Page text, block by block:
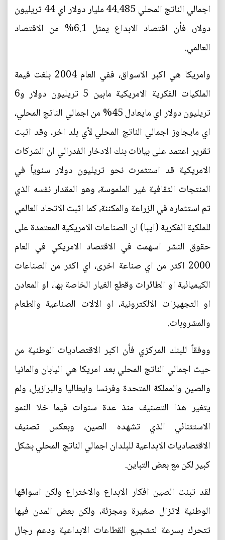
اجمالي الناتج المحلي 44.485 مليار دولار اي 44 تريليون
دولار، فأن اقتصاد الابداع يمثل 6.1% من الاقتصاد
العالمي.
وامريكا هي اكبر الاسواق، ففي العام 2004 بلغت قيمة
الملكيات الفكرية الامريكية مابين 5 تريليون دولار و6
تريليون دولار اي مايعادل 45% من اجمالي الناتج المحلي،
اي مايجاوز اجمالي الناتج المحلي لأي بلد اخر، وقد اثبت
تقرير اعتمد على بيانات بنك الادخار الفدرالي ان الشركات
الامريكية قد استثمرت نحو تريليون دولار سنوياً في
المنتجات الثقافية غير الملموسة، وهو المقدار نفسه الذي
تم استثماره في الزراعة والمكننة، كما اثبت الاتحاد العالمي
للملكية الفكرية (ايبا) ان الصناعات الامريكية المعتمدة على
حقوق النشر اسهمت في الاقتصاد الامريكي في العام
2000 اكثر من اي صناعة اخرى، اي اكثر من الصناعات
الكيميائية او الطائرات وقطع الغيار الخاصة بها، او المعادن
او التجهيزات الالكترونية، او الالات الصناعية والطعام
والمشروبات.
ووفقاً للبنك المركزي فأن اكبر الاقتصاديات الوطنية من
حيث اجمالي الناتج المحلي بعد امريكا هي اليابان والمانيا
والصين والمملكة المتحدة وفرنسا وايطاليا والبرازيل، ولم
يتغير هذا التصنيف منذ عدة سنوات فيما خلا النمو
الاستثنائي الذي تشهده الصين، وبعكس تصنيف
الاقتصاديات الابداعية للبلدان اجمالي الناتج المحلي بشكل
كبير لكن مع بعض التباين.
لقد تبنت الصين افكار الابداع والاختراع ولكن اسواقها
الوطنية لاتزال صغيرة ومجزئة، ولكن بعض المدن فيها
تتحرك بسرعة لتشجيع القطاعات الابداعية ودعم رجال